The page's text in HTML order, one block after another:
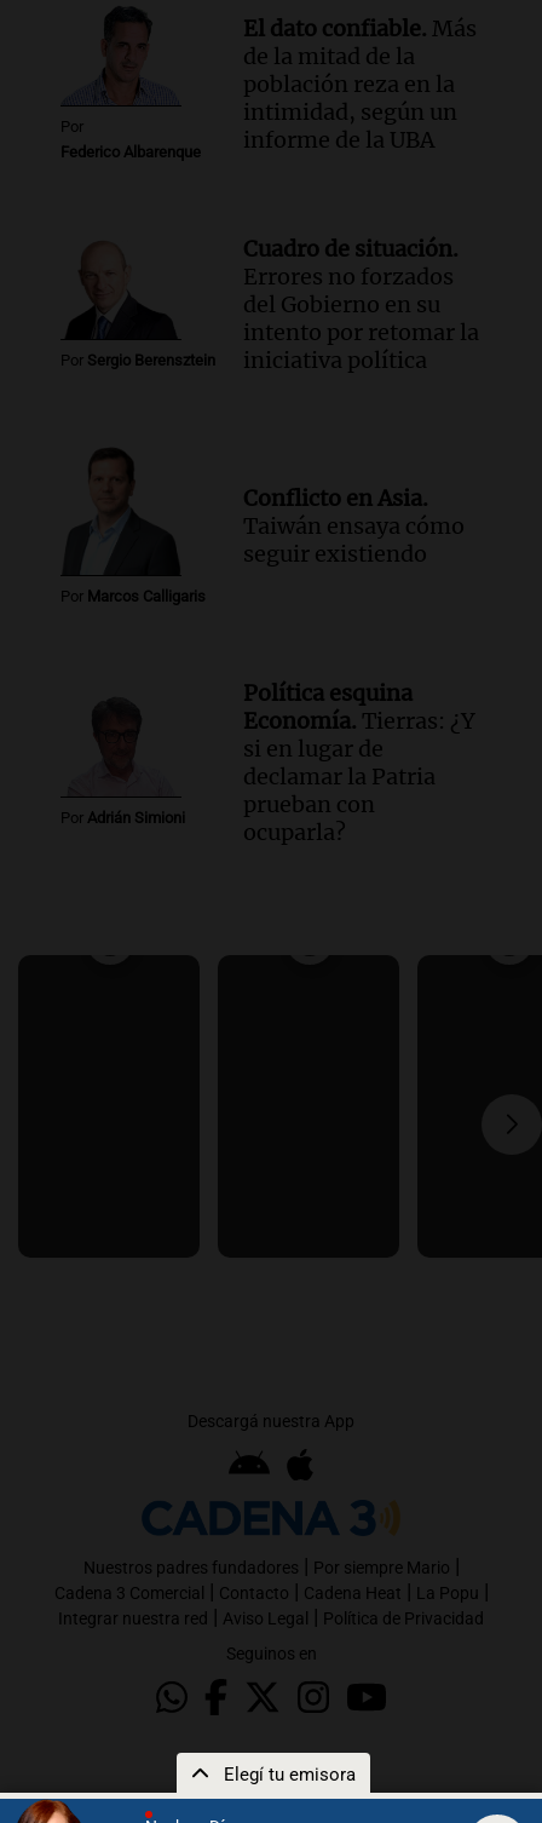
Elegí tu emisora
Por
Federico Albarenque
El dato confiable. Más
de la mitad de la
población reza en la
intimidad, según un
informe de la UBA
Por Sergio Berensztein
Cuadro de situación.
Errores no forzados
del Gobierno en su
intento por retomar la
iniciativa política
Por Marcos Calligaris
Conflicto en Asia.
Taiwán ensaya cómo
seguir existiendo
Por Adrián Simioni
Política esquina
Economía. Tierras: ¿Y
si en lugar de
declamar la Patria
prueban con
ocuparla?
Descargá nuestra App
Nuestros padres fundadores | Por siempre Mario |
Cadena 3 Comercial | Contacto | Cadena Heat | La Popu |
Integrar nuestra red | Aviso Legal | Política de Privacidad
Seguinos en